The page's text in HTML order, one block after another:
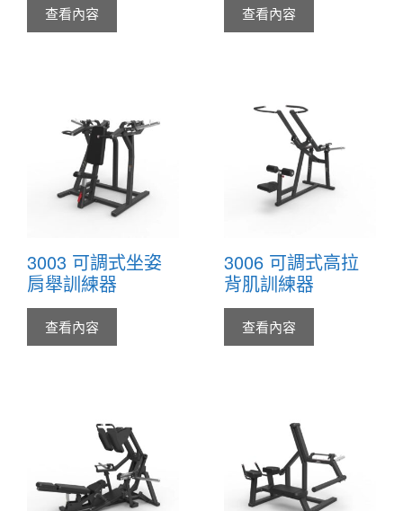
查看內容 查看內容
3003 可調式坐姿
肩舉訓練器
查看內容
3006 可調式高拉
背肌訓練器
查看內容